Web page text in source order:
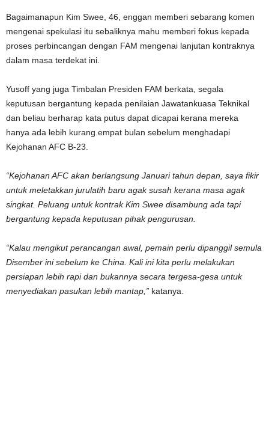
Bagaimanapun Kim Swee, 46, enggan memberi sebarang komen
mengenai spekulasi itu sebaliknya mahu memberi fokus kepada
proses perbincangan dengan FAM mengenai lanjutan kontraknya
dalam masa terdekat ini.
Yusoff yang juga Timbalan Presiden FAM berkata, segala
keputusan bergantung kepada penilaian Jawatankuasa Teknikal
dan beliau berharap kata putus dapat dicapai kerana mereka
hanya ada lebih kurang empat bulan sebelum menghadapi
Kejohanan AFC B-23.
“Kejohanan AFC akan berlangsung Januari tahun depan, saya fikir
untuk meletakkan jurulatih baru agak susah kerana masa agak
singkat. Peluang untuk kontrak Kim Swee disambung ada tapi
bergantung kepada keputusan pihak pengurusan.
“Kalau mengikut perancangan awal, pemain perlu dipanggil semula
Disember ini sebelum ke China. Kali ini kita perlu melakukan
persiapan lebih rapi dan bukannya secara tergesa-gesa untuk
menyediakan pasukan lebih mantap,” katanya.